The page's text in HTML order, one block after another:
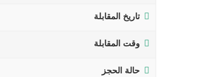
تاريخ المقابلة
وقت المقابلة
حالة الحجز